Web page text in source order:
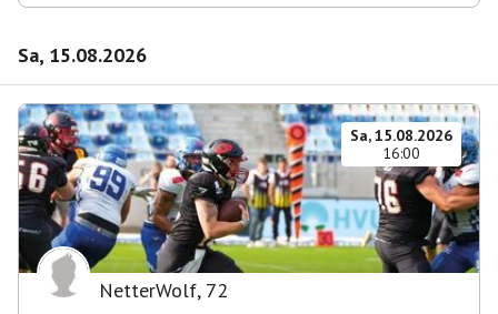
Sa, 15.08.2026
Sa, 15.08.2026
16:00
NetterWolf, 72